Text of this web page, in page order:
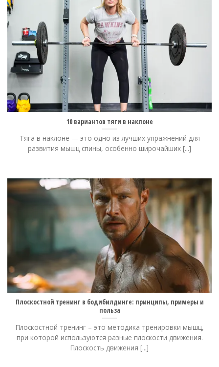
10 вариантов тяги в наклоне
Тяга в наклоне — это одно из лучших упражнений для
развития мышц спины, особенно широчайших [...]
Плоскостной тренинг в бодибилдинге: принципы, примеры и
польза
Плоскостной тренинг – это методика тренировки мышц,
при которой используются разные плоскости движения.
Плоскость движения [...]